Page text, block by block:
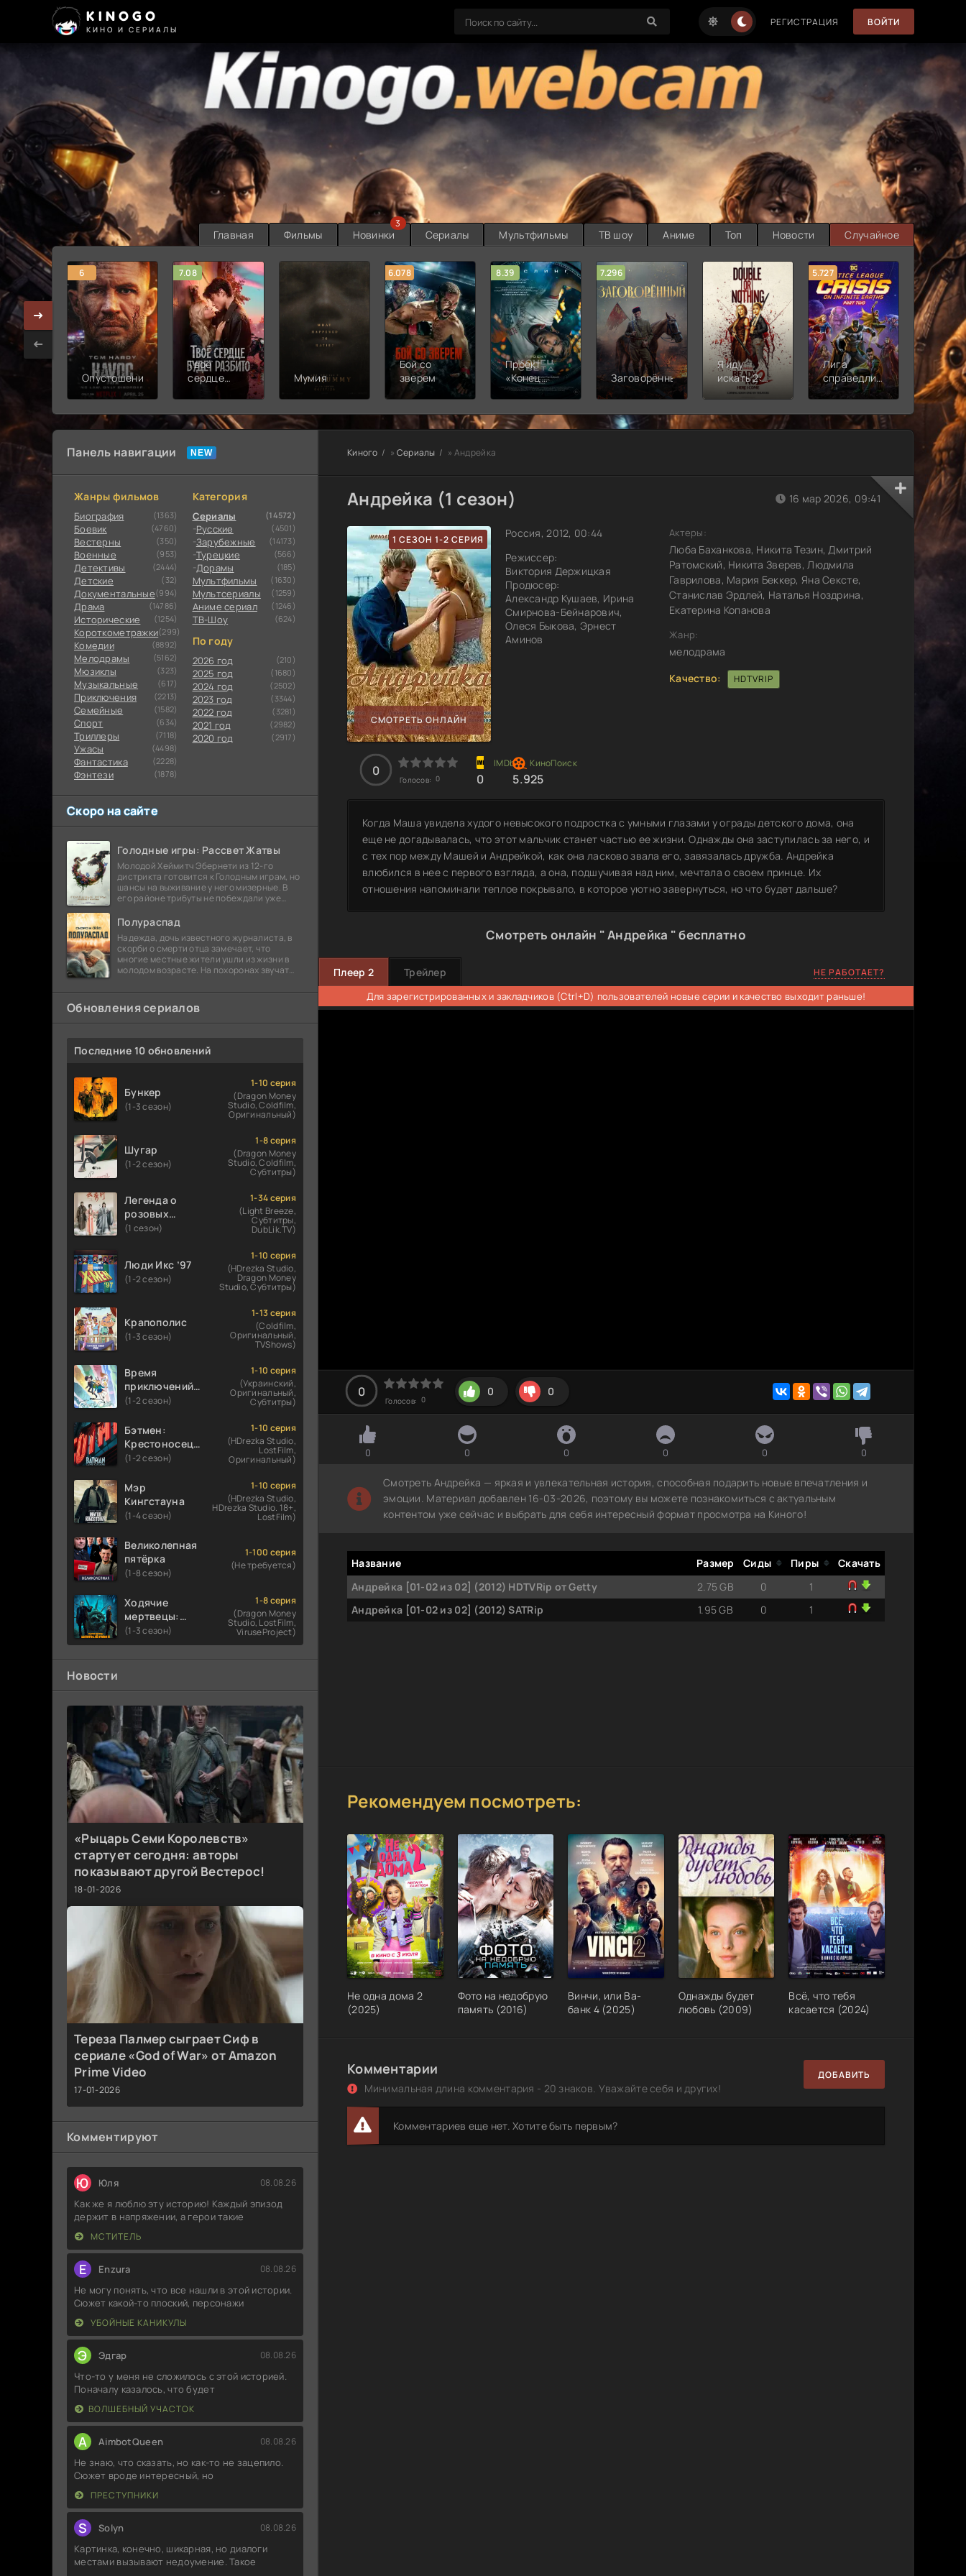
KINOGO
КИНО И СЕРИАЛЫ
РЕГИСТРАЦИЯ ВОЙТИ
Главная Фильмы Новинки
3
Сериалы Мультфильмы ТВ шоу Аниме Топ Новости Случайное
6
Опустошение
7.08
Твоё
сердце
Мумия
6.078
Бой со
зверем
8.39
Проект
«Конец
света»
7.296
Заговорённый
Я иду
искать 2:
Вот и я
5.727
Лига
справедливости:
Кризис на
землях.
Часть 2
8.889
Новая
смена
Панель навигации
Жанры фильмов
Биография (1363)
Боевик (4760)
Вестерны (350)
Военные (953)
Детективы (2444)
Детские (32)
Документальные(994)
Драма (14786)
Исторические (1254)
Короткометражки(299)
Комедии (8892)
Мелодрамы (5162)
Мюзиклы (323)
Музыкальные (617)
Приключения (2213)
Семейные (1582)
Cпорт (634)
Триллеры (7118)
Ужасы (4498)
Фантастика (2228)
Фэнтези (1878)
Категория
Сериалы (14572)
Русские (4501)
Зарубежные (14173)
Турецкие (566)
Дорамы (185)
Мультфильмы (1630)
Мультсериалы (1259)
Аниме сериал (1246)
ТВ-Шоу (624)
По году
2026 год (210)
2025 год (1680)
2024 год (2502)
2023 год (3344)
2022 год (3281)
2021 год (2982)
2020 год (2917)
Скоро на сайте
Голодные игры: Рассвет Жатвы
Молодой Хеймитч Эбернети из 12-го
дистрикта готовится к Голодным играм, но
шансы на выживание у него мизерные. В
его районе трибуты не побеждали уже
безнадежности.
Полураспад
Надежда, дочь известного журналиста, в
скорби о смерти отца замечает, что
многие местные жители ушли из жизни в
молодом возрасте. На похоронах звучат
Обновления сериалов
Последние 10 обновлений
Бункер
(1-3 сезон)
1-10 серия
(Dragon Money
Studio, Coldfilm,
Оригинальный)
Шугар
(1-2 сезон)
1-8 серия
(Dragon Money
Studio, Coldfilm,
Субтитры)
Легенда о
розовых
облаках
(1 сезон)
1-34 серия
(Light Breeze,
Субтитры,
DubLik.TV)
Люди Икс ’97
(1-2 сезон)
1-10 серия
(HDrezka Studio,
Dragon Money
Studio, Субтитры)
Крапополис
(1-3 сезон)
1-13 серия
(Coldfilm,
Оригинальный,
TVShows)
Время
приключений:
Фионна и Кейк
(1-2 сезон)
1-10 серия
(Украинский,
Оригинальный,
Субтитры)
Бэтмен:
Крестоносец в
плаще
(1-2 сезон)
1-10 серия
(HDrezka Studio,
LostFilm,
Оригинальный)
Мэр
Кингстауна
(1-4 сезон)
1-10 серия
(HDrezka Studio,
HDrezka Studio. 18+,
LostFilm)
Великолепная
пятёрка
(1-8 сезон)
1-100 серия
(Не требуется)
Ходячие
мертвецы:
Мертвый
город
(1-3 сезон)
1-8 серия
(Dragon Money
Studio, LostFilm,
ViruseProject)
Новости
«Рыцарь Семи Королевств»
стартует сегодня: авторы
показывают другой Вестерос!
18-01-2026
Тереза Палмер сыграет Сиф в
сериале «God of War» от Amazon
Prime Video
17-01-2026
Комментируют
Ю Юля 08.08.26
Как же я люблю эту историю! Каждый эпизод
держит в напряжении, а герои такие
МСТИТЕЛЬ
E Enzura 08.08.26
Не могу понять, что все нашли в этой истории.
Сюжет какой-то плоский, персонажи
УБОЙНЫЕ КАНИКУЛЫ
Э Эдгар 08.08.26
Что-то у меня не сложилось с этой историей.
Поначалу казалось, что будет
ВОЛШЕБНЫЙ УЧАСТОК
A AimbotQueen 08.08.26
Не знаю, что сказать, но как-то не зацепило.
Сюжет вроде интересный, но
ПРЕСТУПНИКИ
S Solyn 08.08.26
Картинка, конечно, шикарная, но диалоги
местами вызывают недоумение. Такое
Киного » Сериалы » Андрейка
Андрейка (1 сезон)
1 СЕЗОН 1-2 СЕРИЯ
СМОТРЕТЬ ОНЛАЙН
Россия, 2012, 00:44
Режиссер:
Виктория Держицкая
Продюсер:
Александр Кушаев, Ирина
Смирнова-Бейнарович,
Олеся Быкова, Эрнест
Аминов
16 мар 2026, 09:41
Актеры:
Люба Баханкова, Никита Тезин, Дмитрий
Ратомский, Никита Зверев, Людмила
Гаврилова, Мария Беккер, Яна Сексте,
Станислав Эрдлей, Наталья Ноздрина,
Екатерина Копанова
Жанр:
мелодрама
Качество:
HDTVRIP
0
Голосов: 0 0 5.925
Когда Маша увидела худого невысокого подростка с умными глазами у ограды детского дома, она
еще не догадывалась, что этот мальчик станет частью ее жизни. Однажды она заступилась за него, и
с тех пор между Машей и Андрейкой, как она ласково звала его, завязалась дружба. Андрейка
влюбился в нее с первого взгляда, а она, подшучивая над ним, мечтала о своем принце. Их
отношения напоминали теплое покрывало, в которое уютно завернуться, но что будет дальше?
Смотреть онлайн " Андрейка " бесплатно
Плеер 2 Трейлер НЕ РАБОТАЕТ?
Для зарегистрированных и закладчиков (Ctrl+D) пользователей новые серии и качество выходит раньше!
0
Голосов: 0
0 0
0 0 0 0 0 0
Смотреть Андрейка — яркая и увлекательная история, способная подарить новые впечатления и
эмоции. Материал добавлен 16-03-2026, поэтому вы можете познакомиться с актуальным
контентом уже сейчас и выбрать для себя интересный формат просмотра на Киного!
Название Размер Сиды Пиры
Скачать
Андрейка [01-02 из 02] (2012) HDTVRip от Getty
2.75 GB 0
1
Андрейка [01-02 из 02] (2012) SATRip
1.95 GB 0 1
Рекомендуем посмотреть:
Не одна дома 2
(2025)
Фото на недобрую
память (2016)
Винчи, или Ва-
банк 4 (2025)
Однажды будет
любовь (2009)
Всё, что тебя
касается (2024)
Комментарии
Минимальная длина комментария - 20 знаков. Уважайте себя и других!
ДОБАВИТЬ
Комментариев еще нет. Хотите быть первым?